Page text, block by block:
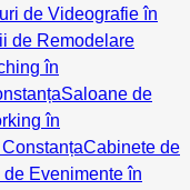
de Videografie în
de Remodelare
în
Saloane de
în
Cabinete de
Evenimente în